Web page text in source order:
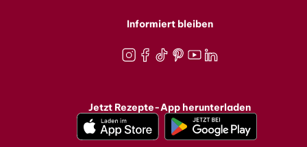
Informiert bleiben
Jetzt Rezepte-App herunterladen